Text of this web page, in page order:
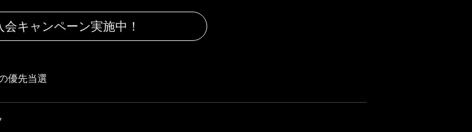
会キャンペーン実施中！
優先当選